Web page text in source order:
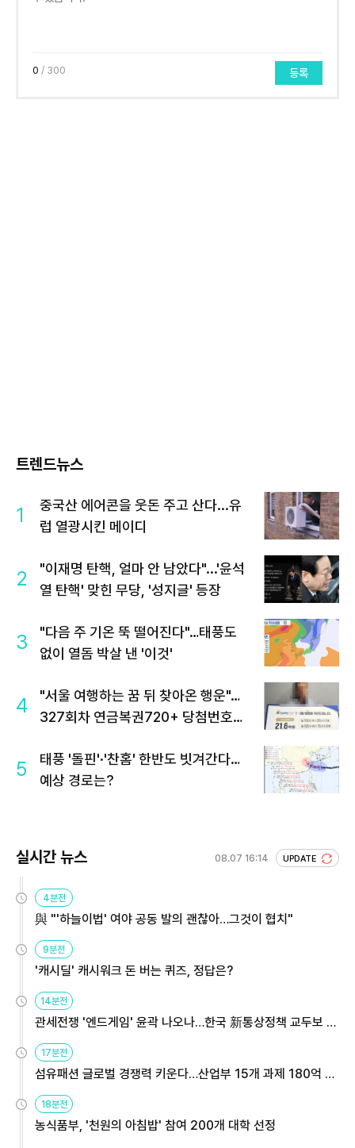
0 / 300 등록
트렌드뉴스
1
중국산 에어콘을 웃돈 주고 산다...유
럽 열광시킨 메이디
2
"이재명 탄핵, 얼마 안 남았다"...'윤석
열 탄핵' 맞힌 무당, '성지글' 등장
3
"다음 주 기온 뚝 떨어진다"…태풍도
없이 열돔 박살 낸 '이것'
4
"서울 여행하는 꿈 뒤 찾아온 행운"…
327회차 연금복권720+ 당첨번호조
5
태풍 '돌핀'·'찬홈' 한반도 빗겨간다…
예상 경로는?
실시간 뉴스 08.07 16:14 UPDATE
4분전
與 "'하늘이법' 여야 공동 발의 괜찮아…그것이 협치"
9분전
'캐시딜' 캐시워크 돈 버는 퀴즈, 정답은?
14분전
관세전쟁 '엔드게임' 윤곽 나오나…한국 新통상정책 교두보 활
17분전
섬유패션 글로벌 경쟁력 키운다…산업부 15개 과제 180억 지
18분전
농식품부, '천원의 아침밥' 참여 200개 대학 선정